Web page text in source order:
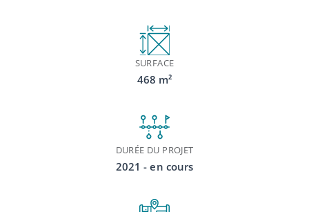
SURFACE
468 m²
DURÉE DU PROJET
2021 - en cours